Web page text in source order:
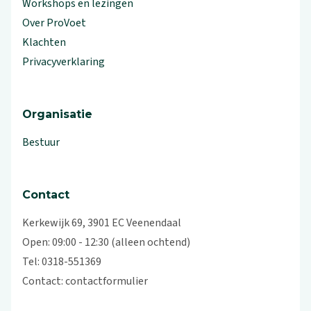
Workshops en lezingen
Over ProVoet
Klachten
Privacyverklaring
Organisatie
Bestuur
Contact
Kerkewijk 69, 3901 EC Veenendaal
Open: 09:00 - 12:30 (alleen ochtend)
Tel: 0318-551369
Contact:contactformulier